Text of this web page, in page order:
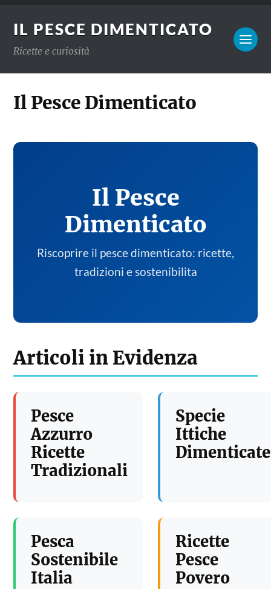
IL PESCE DIMENTICATO
Ricette e curiosità
Il Pesce Dimenticato
Il Pesce
Dimenticato
Riscoprire il pesce dimenticato: ricette,
tradizioni e sostenibilita
Articoli in Evidenza
Pesce
Azzurro
Ricette
Tradizionali
Specie
Ittiche
Dimenticate
Pesca
Sostenibile
Italia
Ricette
Pesce
Povero